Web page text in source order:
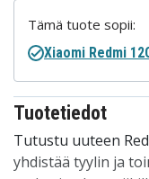
Tuotetiedot
Tutustu uuteen
yhdistää tyylin ja
Tämä tuote sopii:
Xiaomi Redmi